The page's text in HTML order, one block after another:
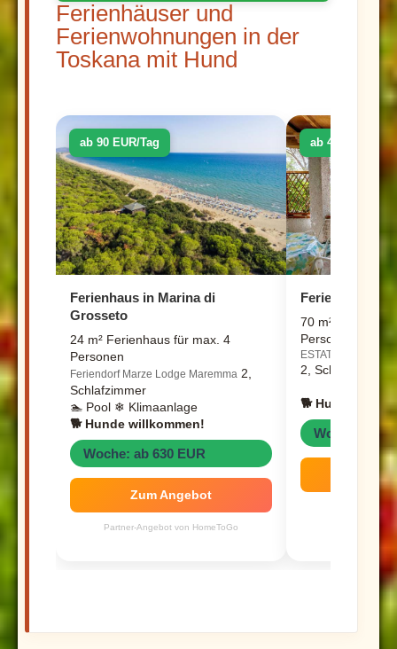
Ferienhäuser und
Ferienwohnungen in der
Toskana mit Hund
ab 90 EUR/Tag
Ferienhaus in Marina di
Grosseto
24 m² Ferienhaus für max. 4
Personen
Feriendorf Marze Lodge Maremma 2,
Schlafzimmer
🏊 Pool ❄ Klimaanlage
🐕 Hunde willkommen!
Woche: ab 630 EUR
Zum Angebot
Partner-Angebot von HomeToGo
ab 48 EUR/Tag
Ferienhaus in
70 m²
Personen
ESTATE IN
2, Schlafzimmer
🐕 Hunde
Woche: ab
Zum